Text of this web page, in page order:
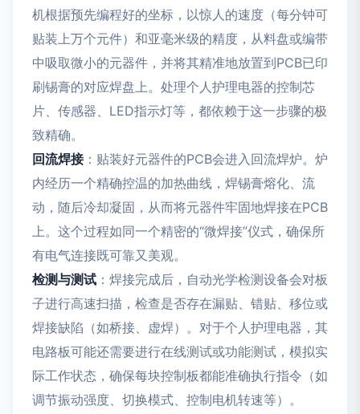
机根据预先编程好的坐标，以惊人的速度（每分钟可
贴装上万个元件）和亚毫米级的精度，从料盘或编带
中吸取微小的元器件，并将其精准地放置到PCB已印
刷锡膏的对应焊盘上。处理个人护理电器的控制芯
片、传感器、LED指示灯等，都依赖于这一步骤的极
致精确。
回流焊接：贴装好元器件的PCB会进入回流焊炉。炉
内经历一个精确控温的加热曲线，焊锡膏熔化、流
动，随后冷却凝固，从而将元器件牢固地焊接在PCB
上。这个过程如同一个精密的“微焊接”仪式，确保所
有电气连接既可靠又美观。
检测与测试 ：焊接完成后，自动光学检测设备会对板
子进行高速扫描，检查是否存在漏贴、错贴、移位或
焊接缺陷（如桥接、虚焊）。对于个人护理电器，其
电路板可能还需要进行在线测试或功能测试，模拟实
际工作状态，确保每块控制板都能准确执行指令（如
调节振动强度、切换模式、控制电机转速等）。